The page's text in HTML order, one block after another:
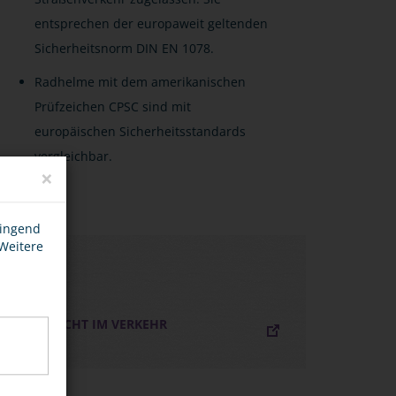
entsprechen der europaweit geltenden
Sicherheitsnorm DIN EN 1078.
Radhelme mit dem amerikanischen
Prüfzeichen CPSC sind mit
europäischen Sicherheitsstandards
vergleichbar.
GIB ACHT IM VERKEHR
×